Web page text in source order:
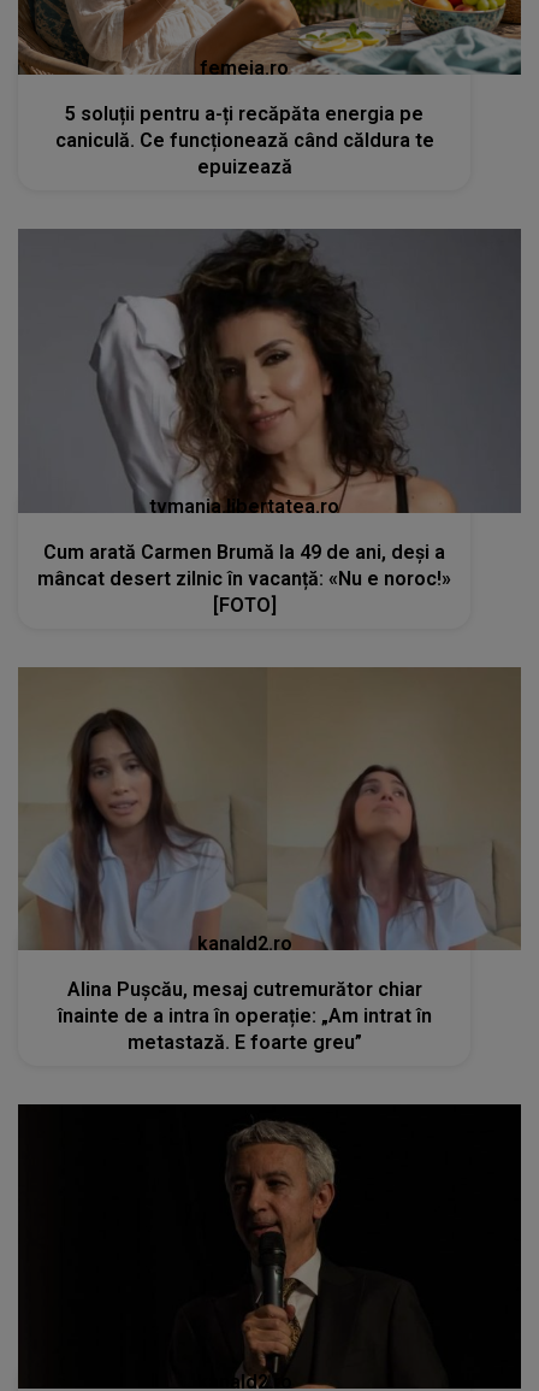
femeia.ro
5 soluții pentru a-ți recăpăta energia pe
caniculă. Ce funcționează când căldura te
epuizează
tvmania.libertatea.ro
Cum arată Carmen Brumă la 49 de ani, deși a
mâncat desert zilnic în vacanță: «Nu e noroc!»
[FOTO]
kanald2.ro
Alina Pușcău, mesaj cutremurător chiar
înainte de a intra în operație: „Am intrat în
metastază. E foarte greu”
kanald2.ro